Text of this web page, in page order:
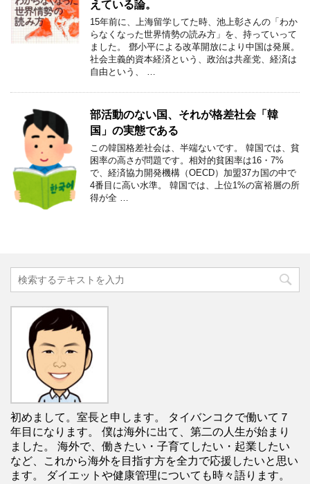
えている論。
15年前に、上海留学してた時、池上彰さんの「わか
らなくなった世界情勢の読み方」を、持っていって
ました。 鄧小平による改革開放により中国は発展。
社会主義的資本経済という、政治は共産党、経済は
自由という、 …
部活動のない国、それが格差社会「韓
国」の実態である
この韓国格差社会は、半端ないです。 韓国では、貧
困率の高さが問題です。相対的貧困率は16・7%
で、経済協力開発機構（OECD）加盟37カ国の中で
4番目に高い水準。 韓国では、上位1%の富裕層の所
得が全 …
初めまして。室長と申します。 タイバンコクで働いて７
年目になります。 僕は海外に出て、第二の人生が始まり
ました。 海外で、働きたい・子育てしたい・起業したい
など、これから海外を目指す方を全力で応援したいと思い
ます。 ダイエットや健康管理についても時々語ります。